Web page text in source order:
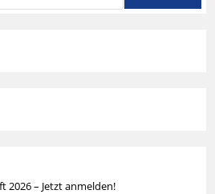
2026 – Jetzt anmelden!